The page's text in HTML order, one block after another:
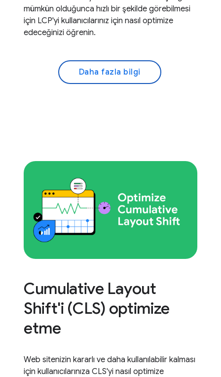
mümkün olduğunca hızlı bir şekilde görebilmesi
için LCP'yi kullanıcılarınız için nasıl optimize
edeceğinizi öğrenin.
Daha fazla bilgi
Cumulative Layout
Shift'i (CLS) optimize
etme
Web sitenizin kararlı ve daha kullanılabilir kalması
için kullanıcılarınıza CLS'yi nasıl optimize